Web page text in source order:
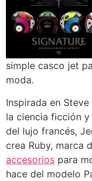
simple casco jet
moda.
Inspirada en Steve
la ciencia ficción
del lujo francés,
crea Ruby, marca
accesorios para
hace del modelo